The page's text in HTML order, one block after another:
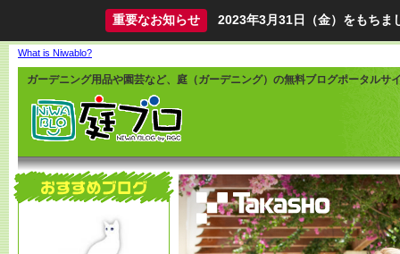
重要なお知らせ 2023年3月31日（金）をもちま
What is Niwablo?
ガーデニング用品や園芸など、庭（ガーデニング）の無料ブログポータルサ